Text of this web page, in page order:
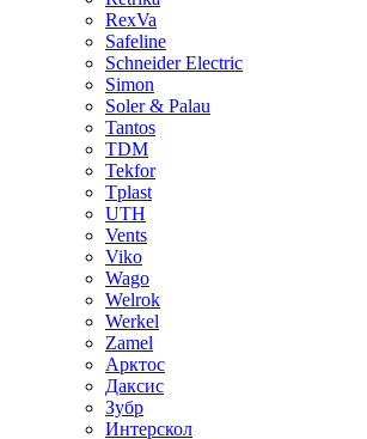
RexVa
Safeline
Schneider Electric
Simon
Soler & Palau
Tantos
TDM
Tekfor
Tplast
UTH
Vents
Viko
Wago
Welrok
Werkel
Zamel
Арктос
Даксис
Зубр
Интерскол